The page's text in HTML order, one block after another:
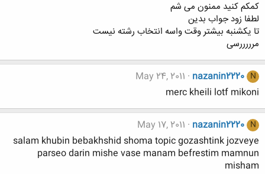
کمکم کنید ممنون می شم
لطفا زود جواب بدین
تا یکشنبه بیشتر وقت واسه انتخاب رشته نیست
مرررررسی
N
nazanin2220
May 24, 2011
merc kheili lotf mikoni
N
nazanin2220
May 17, 2011
salam khubin bebakhshid shoma topic gozashtink jozveye
parseo darin mishe vase manam befrestim mamnun
misham